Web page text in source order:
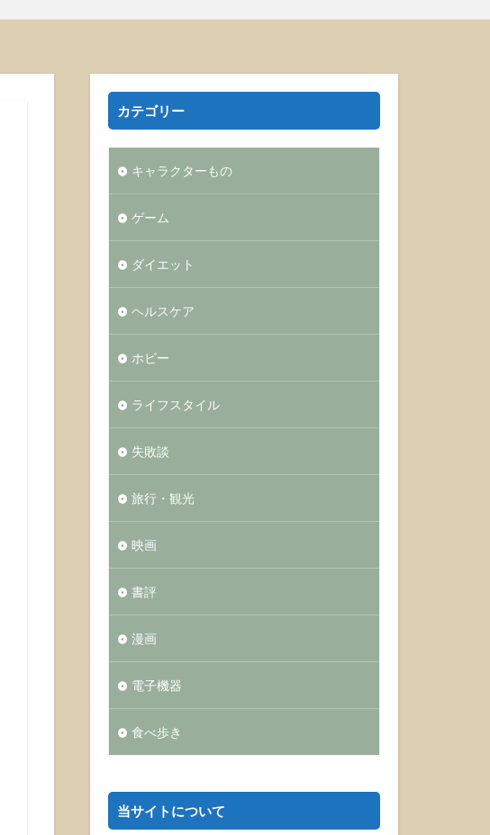
カテゴリー
キャラクターもの
ゲーム
ダイエット
ヘルスケア
ホビー
ライフスタイル
失敗談
旅行・観光
映画
書評
漫画
電子機器
食べ歩き
当サイトについて